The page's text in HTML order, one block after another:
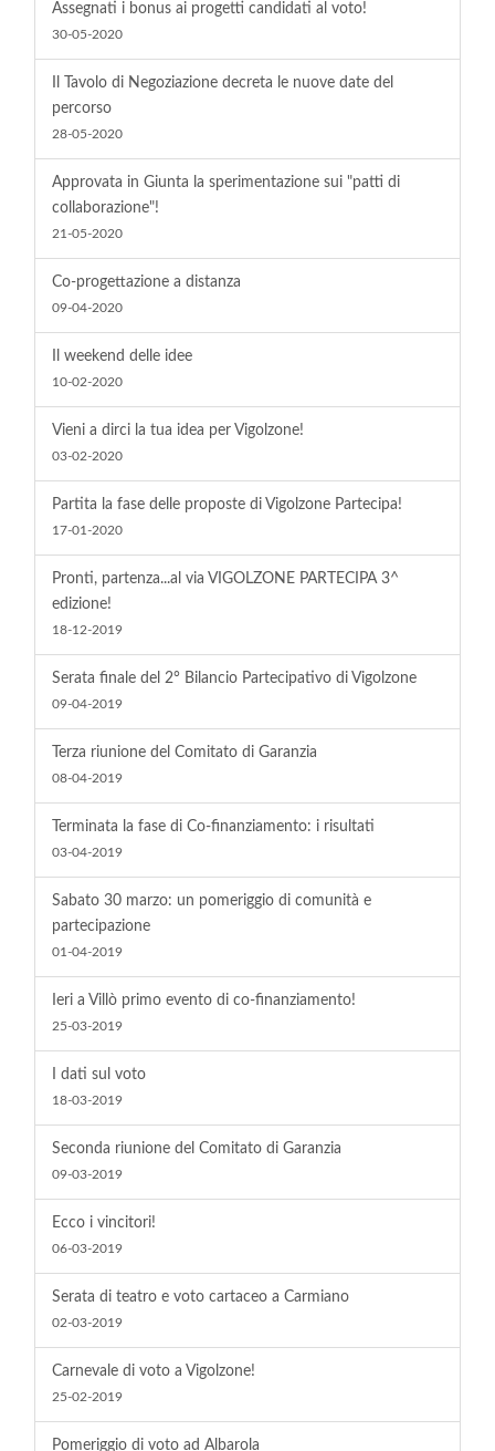
Assegnati i bonus ai progetti candidati al voto!
30-05-2020
Il Tavolo di Negoziazione decreta le nuove date del
percorso
28-05-2020
Approvata in Giunta la sperimentazione sui "patti di
collaborazione"!
21-05-2020
Co-progettazione a distanza
09-04-2020
Il weekend delle idee
10-02-2020
Vieni a dirci la tua idea per Vigolzone!
03-02-2020
Partita la fase delle proposte di Vigolzone Partecipa!
17-01-2020
Pronti, partenza...al via VIGOLZONE PARTECIPA 3^
edizione!
18-12-2019
Serata finale del 2° Bilancio Partecipativo di Vigolzone
09-04-2019
Terza riunione del Comitato di Garanzia
08-04-2019
Terminata la fase di Co-finanziamento: i risultati
03-04-2019
Sabato 30 marzo: un pomeriggio di comunità e
partecipazione
01-04-2019
Ieri a Villò primo evento di co-finanziamento!
25-03-2019
I dati sul voto
18-03-2019
Seconda riunione del Comitato di Garanzia
09-03-2019
Ecco i vincitori!
06-03-2019
Serata di teatro e voto cartaceo a Carmiano
02-03-2019
Carnevale di voto a Vigolzone!
25-02-2019
Pomeriggio di voto ad Albarola